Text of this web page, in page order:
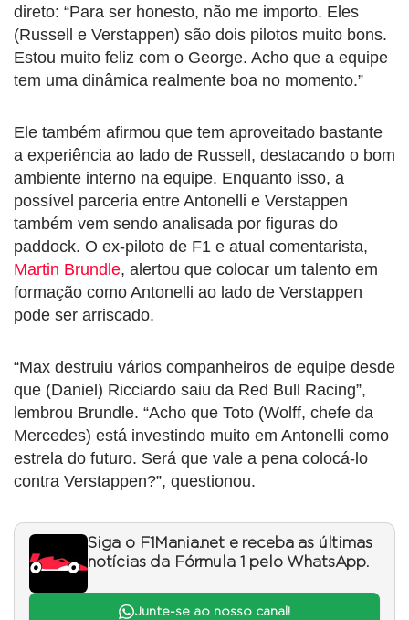
direto: “Para ser honesto, não me importo. Eles
(Russell e Verstappen) são dois pilotos muito bons.
Estou muito feliz com o George. Acho que a equipe
tem uma dinâmica realmente boa no momento.”
Ele também afirmou que tem aproveitado bastante
a experiência ao lado de Russell, destacando o bom
ambiente interno na equipe. Enquanto isso, a
possível parceria entre Antonelli e Verstappen
também vem sendo analisada por figuras do
paddock. O ex-piloto de F1 e atual comentarista,
Martin Brundle, alertou que colocar um talento em
formação como Antonelli ao lado de Verstappen
pode ser arriscado.
“Max destruiu vários companheiros de equipe desde
que (Daniel) Ricciardo saiu da Red Bull Racing”,
lembrou Brundle. “Acho que Toto (Wolff, chefe da
Mercedes) está investindo muito em Antonelli como
estrela do futuro. Será que vale a pena colocá-lo
contra Verstappen?”, questionou.
Siga o F1Mania.net e receba as últimas
notícias da Fórmula 1 pelo WhatsApp.
Junte-se ao nosso canal!